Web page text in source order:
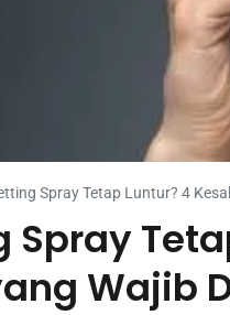
Spray Tetap Luntur? 4
Spray
Wajib